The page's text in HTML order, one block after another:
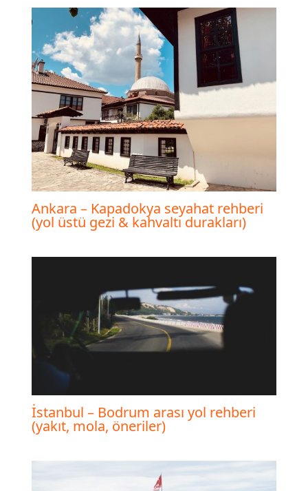
Ankara – Kapadokya seyahat rehberi
(yol üstü gezi & kahvaltı durakları)
İstanbul – Bodrum arası yol rehberi
(yakıt, mola, öneriler)